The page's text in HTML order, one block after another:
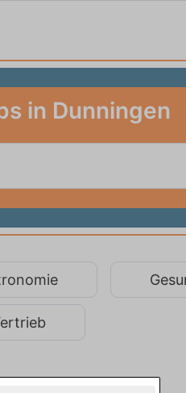
in Dunningen